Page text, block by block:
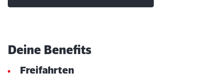
Deine Benefits
Freifahrten